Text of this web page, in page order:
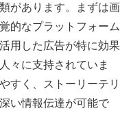
があります。まずは画
的なプラットフォーム
用した広告が特に効果
々に支持されていま
すく、ストーリーテリ
い情報伝達が可能で